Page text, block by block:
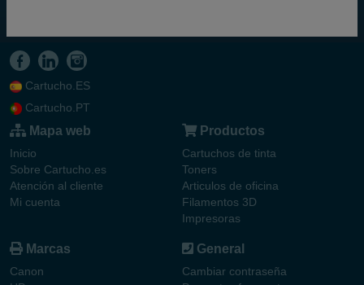
Cartucho.ES
Cartucho.PT
Mapa web
Inicio
Sobre Cartucho.es
Atención al cliente
Mi cuenta
Productos
Cartuchos de tinta
Toners
Articulos de oficina
Filamentos 3D
Impresoras
Marcas
Canon
General
Cambiar contraseña